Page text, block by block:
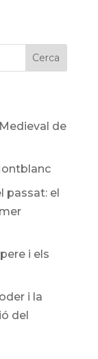
Cerca
de
passat: el
i els
i la
del